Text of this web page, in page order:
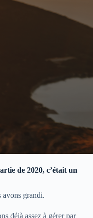
de 2020, c’était un
avons grandi.
déjà assez à gérer par